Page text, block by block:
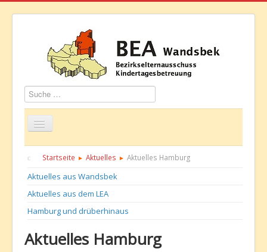
Suchen
Startseite Über uns Aktuelles Termine
Startseite Aktuelles Aktuelles Hamburg
Aktuelles aus Wandsbek
Aktuelles aus dem LEA
Hamburg und drüberhinaus
Aktuelles Hamburg